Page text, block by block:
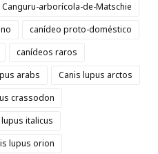
Canguru-arborícola-de-Matschie
canídeo proto-doméstico
canídeos raros
arabs
Canis lupus arctos
crassodon
italicus
lupus orion